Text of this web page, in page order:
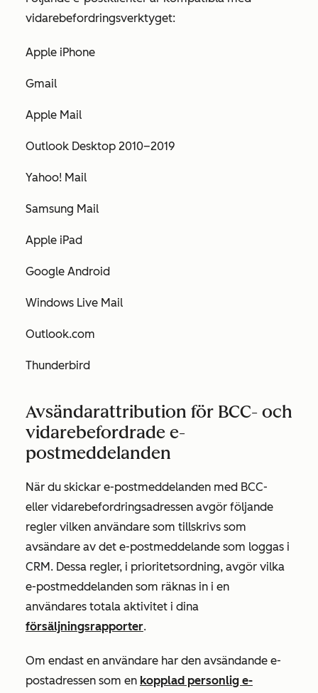
vidarebefordringsverktyget:
Apple iPhone
Gmail
Apple Mail
Outlook Desktop 2010–2019
Yahoo! Mail
Samsung Mail
Apple iPad
Google Android
Windows Live Mail
Outlook.com
Thunderbird
Avsändarattribution för BCC- och
vidarebefordrade e-
postmeddelanden
När du skickar e-postmeddelanden med BCC-
eller vidarebefordringsadressen avgör följande
regler vilken användare som tillskrivs som
avsändare av det e-postmeddelande som loggas i
CRM. Dessa regler, i prioritetsordning, avgör vilka
e-postmeddelanden som räknas in i en
användares totala aktivitet i dina
försäljningsrapporter.
Om endast en användare har den avsändande e-
postadressen som en kopplad personlig e-